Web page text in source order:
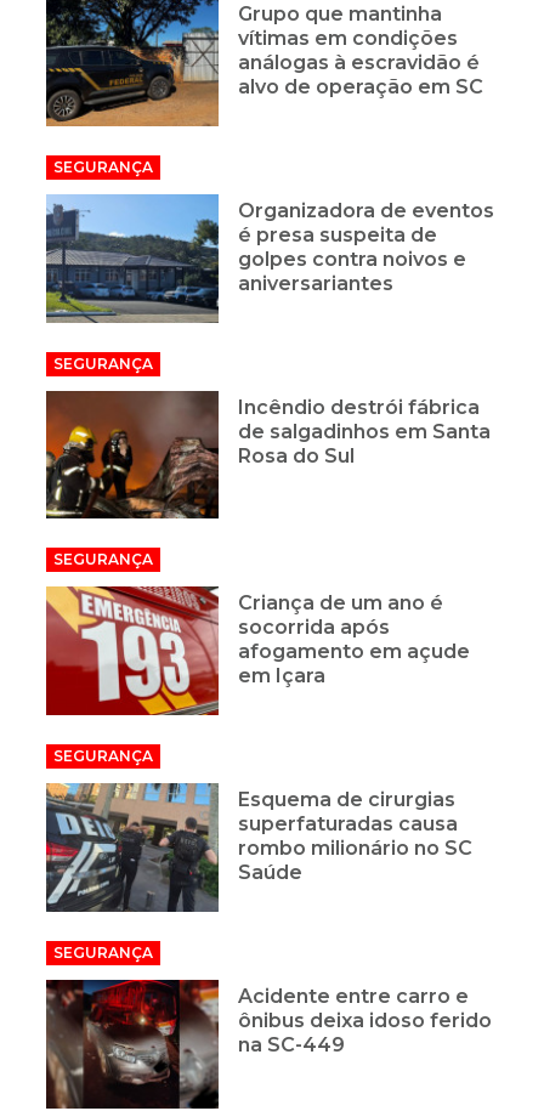
Grupo que mantinha
vítimas em condições
análogas à escravidão é
alvo de operação em SC
SEGURANÇA
Organizadora de eventos
é presa suspeita de
golpes contra noivos e
aniversariantes
SEGURANÇA
Incêndio destrói fábrica
de salgadinhos em Santa
Rosa do Sul
SEGURANÇA
Criança de um ano é
socorrida após
afogamento em açude
em Içara
SEGURANÇA
Esquema de cirurgias
superfaturadas causa
rombo milionário no SC
Saúde
SEGURANÇA
Acidente entre carro e
ônibus deixa idoso ferido
na SC-449